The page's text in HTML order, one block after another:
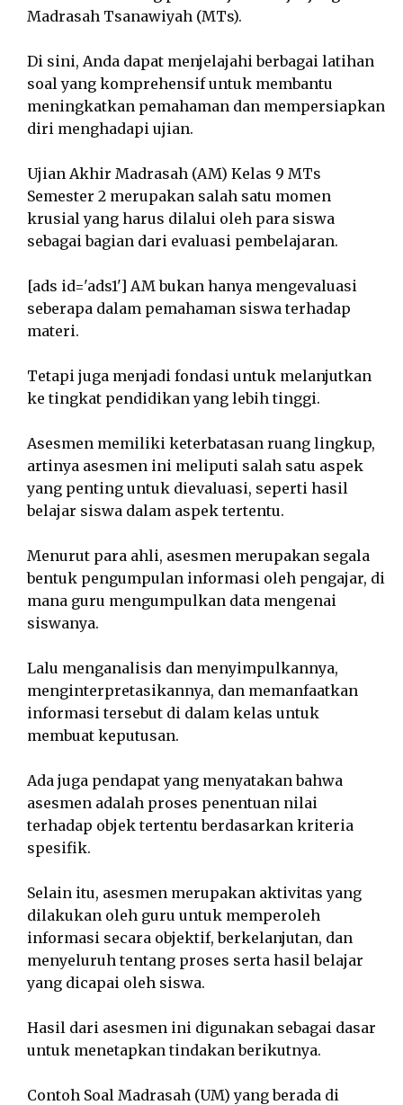
Madrasah Tsanawiyah (MTs).
Di sini, Anda dapat menjelajahi berbagai latihan
soal yang komprehensif untuk membantu
meningkatkan pemahaman dan mempersiapkan
diri menghadapi ujian.
Ujian Akhir Madrasah (AM) Kelas 9 MTs
Semester 2 merupakan salah satu momen
krusial yang harus dilalui oleh para siswa
sebagai bagian dari evaluasi pembelajaran.
[ads id='ads1'] AM bukan hanya mengevaluasi
seberapa dalam pemahaman siswa terhadap
materi.
Tetapi juga menjadi fondasi untuk melanjutkan
ke tingkat pendidikan yang lebih tinggi.
Asesmen memiliki keterbatasan ruang lingkup,
artinya asesmen ini meliputi salah satu aspek
yang penting untuk dievaluasi, seperti hasil
belajar siswa dalam aspek tertentu.
Menurut para ahli, asesmen merupakan segala
bentuk pengumpulan informasi oleh pengajar, di
mana guru mengumpulkan data mengenai
siswanya.
Lalu menganalisis dan menyimpulkannya,
menginterpretasikannya, dan memanfaatkan
informasi tersebut di dalam kelas untuk
membuat keputusan.
Ada juga pendapat yang menyatakan bahwa
asesmen adalah proses penentuan nilai
terhadap objek tertentu berdasarkan kriteria
spesifik.
Selain itu, asesmen merupakan aktivitas yang
dilakukan oleh guru untuk memperoleh
informasi secara objektif, berkelanjutan, dan
menyeluruh tentang proses serta hasil belajar
yang dicapai oleh siswa.
Hasil dari asesmen ini digunakan sebagai dasar
untuk menetapkan tindakan berikutnya.
Contoh Soal Madrasah (UM) yang berada di